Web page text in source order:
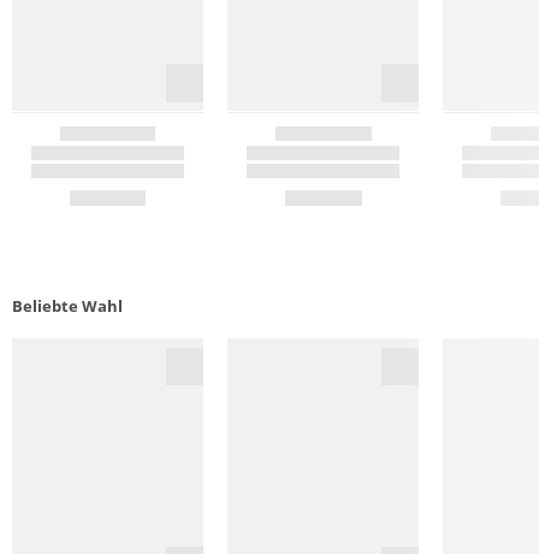
Beliebte Wahl